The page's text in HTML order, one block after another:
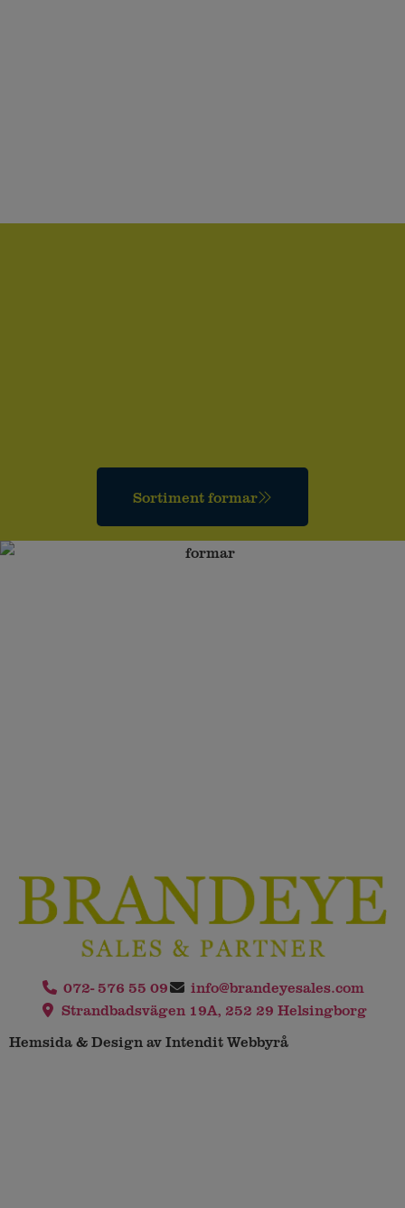
Sortiment formar
072- 576 55 09
info@brandeyesales.com
Strandbadsvägen 19A, 252 29 Helsingborg
Hemsida & Design av Intendit Webbyrå